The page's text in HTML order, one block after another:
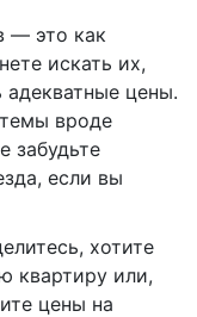
— это как
искать их,
цены.
вроде
забудьте
если вы
хотите
квартиру или,
цены на